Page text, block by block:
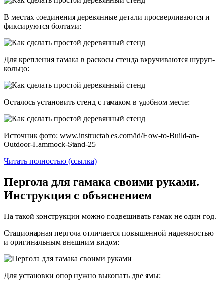
В местах соединения деревянные детали просверливаются и
фиксируются болтами:
Для крепления гамака в раскосы стенда вкручиваются шуруп-
кольцо:
Осталось установить стенд с гамаком в удобном месте:
Источник фото: www.instructables.com/id/How-to-Build-an-
Outdoor-Hammock-Stand-25
Читать полностью (ссылка)
Пергола для гамака своими руками.
Инструкция с объяснением
На такой конструкции можно подвешивать гамак не один год.
Стационарная пергола отличается повышенной надежностью
и оригинальным внешним видом:
Для установки опор нужно выкопать две ямы: